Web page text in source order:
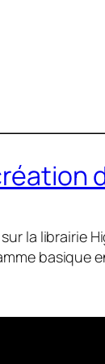
la librairie
basique